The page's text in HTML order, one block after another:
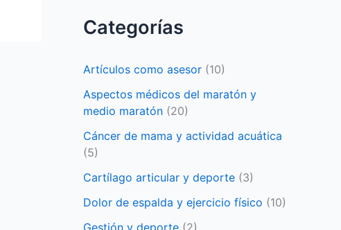
Categorías
Artículos como asesor (10)
Aspectos médicos del maratón y
medio maratón (20)
Cáncer de mama y actividad acuática
(5)
Cartílago articular y deporte (3)
Dolor de espalda y ejercicio físico (10)
Gestión y deporte (2)